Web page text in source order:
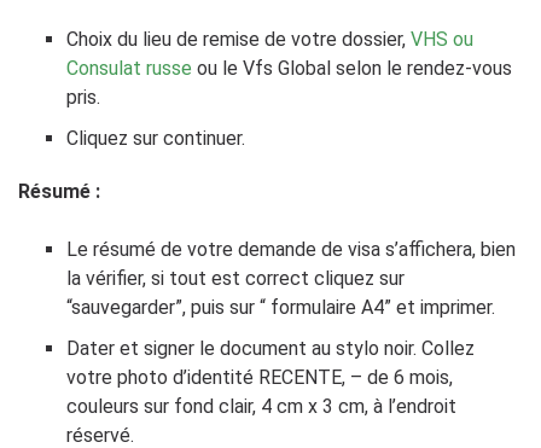
Choix du lieu de remise de votre dossier, VHS ou
Consulat russe ou le Vfs Global selon le rendez-vous
pris.
Cliquez sur continuer.
Résumé :
Le résumé de votre demande de visa s’affichera, bien
la vérifier, si tout est correct cliquez sur
“sauvegarder”, puis sur “ formulaire A4” et imprimer.
Dater et signer le document au stylo noir. Collez
votre photo d’identité RECENTE, – de 6 mois,
couleurs sur fond clair, 4 cm x 3 cm, à l’endroit
réservé.